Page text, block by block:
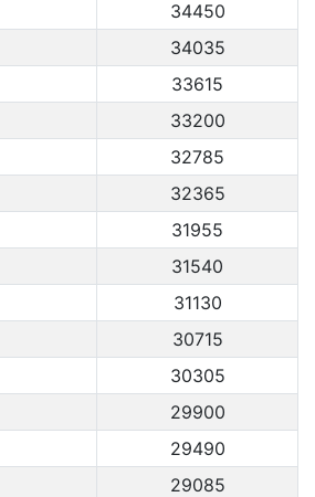
34450
34035
33615
33200
32785
32365
31955
31540
31130
30715
30305
29900
29490
29085